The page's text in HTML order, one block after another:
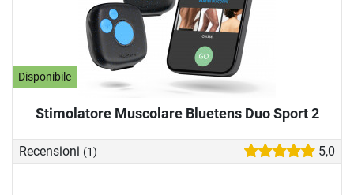
Disponibile
Stimolatore Muscolare Bluetens Duo Sport 2
Recensioni (1) 5,0